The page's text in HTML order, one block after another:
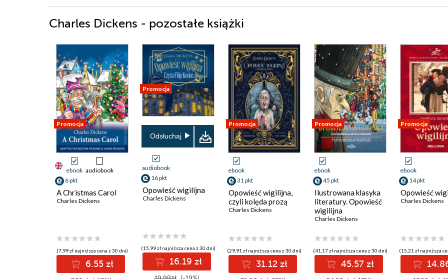
Charles Dickens - pozostałe książki
Promocja
ebook audiobook
6 pkt
A Christmas Carol
Charles Dickens
(7,99 zł najniższa cena z 30 dni)
6.55 zł
Promocja
Odsłuchaj
audiobook
16 pkt
Opowieść wigilijna
Charles Dickens
(15,99 zł najniższa cena z 30 dni)
16.19 zł
Promocja
ebook
31 pkt
Opowieść wigilijna,
czyli kolęda prozą
Charles Dickens
(29,91 zł najniższa cena z 30 dni)
31.12 zł
Promocja
ebook
45 pkt
Ilustrowana klasyka
literatury. Opowieść
wigilijna
Charles Dickens
(41,17 zł najniższa cena z 30 dni)
45.57 zł
Promocja
ebook
14 pkt
Opowieść
Charles Dickens
(15,21 zł najniższa